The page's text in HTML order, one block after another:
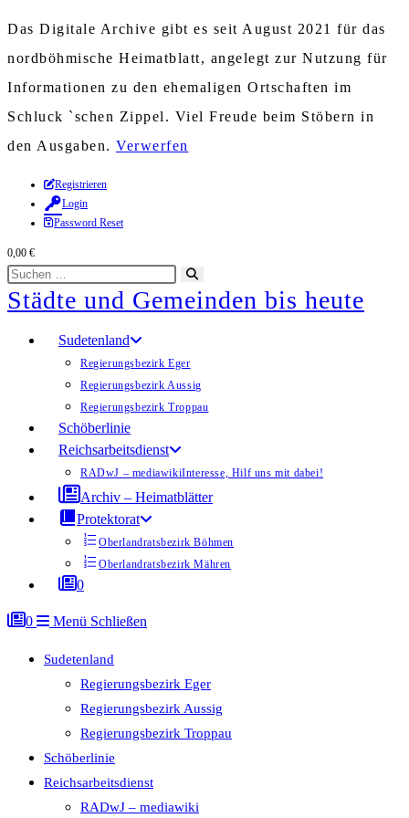
Das Digitale Archive gibt es seit August 2021 für das
nordböhmische Heimatblatt, angelegt zur Nutzung für
Informationen zu den ehemaligen Ortschaften im
Schluck `schen Zippel. Viel Freude beim Stöbern in
den Ausgaben. Verwerfen
Zum
Inhalt
springen
Registrieren
Login
Password Reset
0,00 €
Diese
Website
durchsuchen
starten
Städte und Gemeinden bis heute
Sudetenland
Regierungsbezirk Eger
Regierungsbezirk Aussig
Regierungsbezirk Troppau
Schöberlinie
Reichsarbeitsdienst
RADwJ – mediawikiInteresse, Hilf uns mit dabei!
Archiv – Heimatblätter
Protektorat
Oberlandratsbezirk Böhmen
Oberlandratsbezirk Mähren
0
0 Menü Schließen
Sudetenland
Regierungsbezirk Eger
Regierungsbezirk Aussig
Regierungsbezirk Troppau
Schöberlinie
Reichsarbeitsdienst
RADwJ – mediawiki